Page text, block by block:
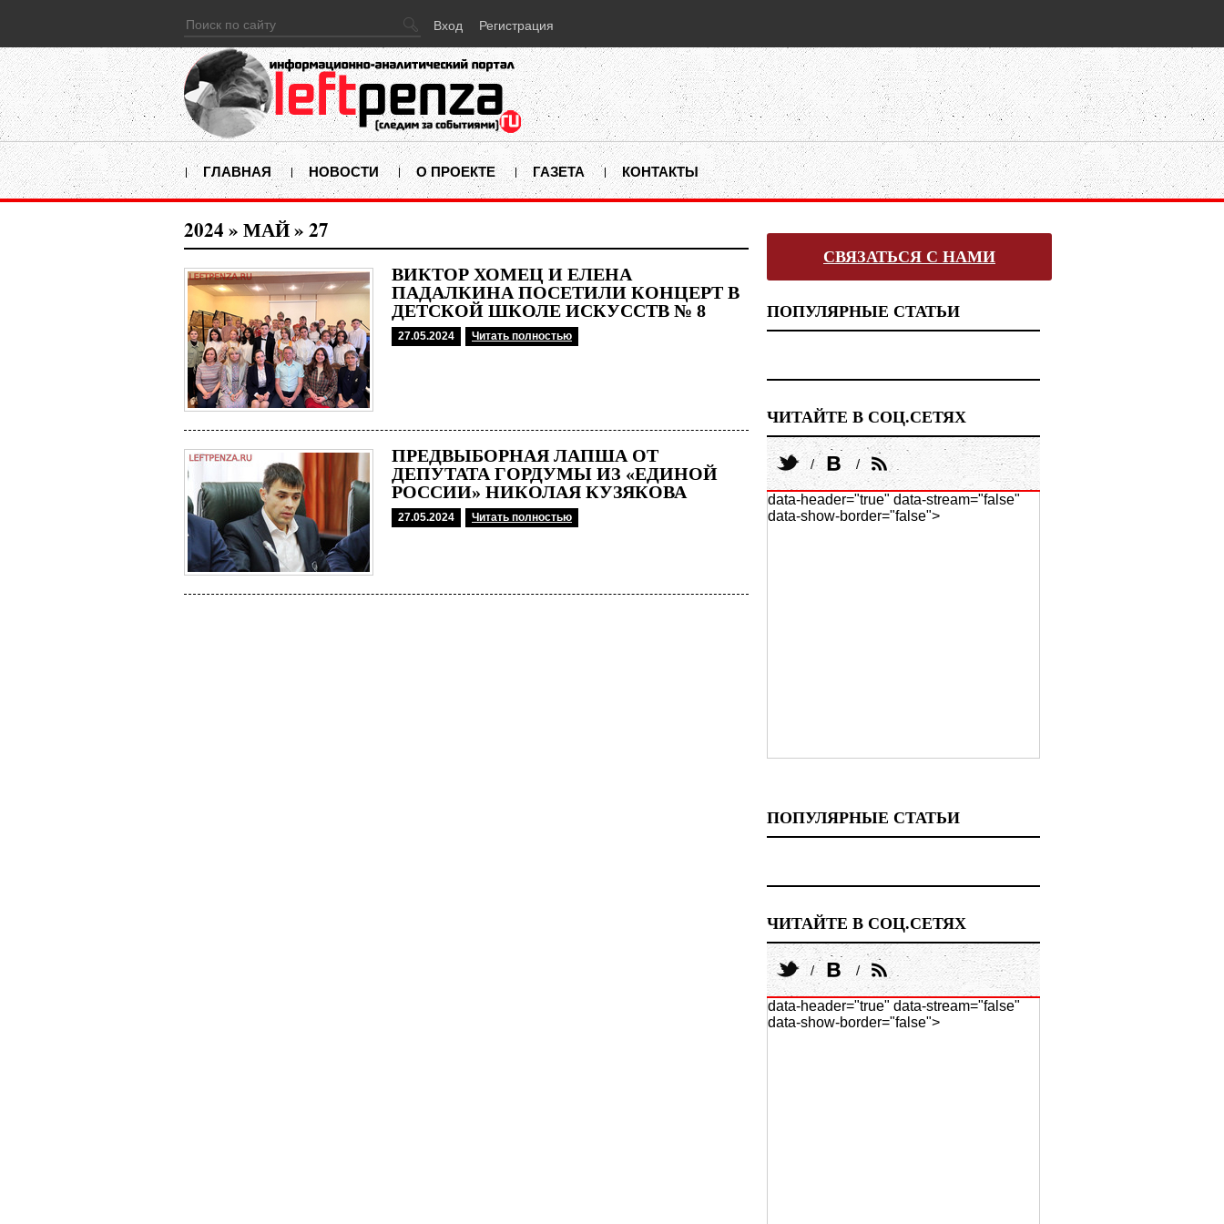
Вход Регистрация
ГЛАВНАЯ НОВОСТИ О ПРОЕКТЕ ГАЗЕТА КОНТАКТЫ
2024 » МАЙ» 27
ВИКТОР ХОМЕЦ И ЕЛЕНА
ПАДАЛКИНА ПОСЕТИЛИ КОНЦЕРТ В
ДЕТСКОЙ ШКОЛЕ ИСКУССТВ № 8
27.05.2024 Читать полностью
ПРЕДВЫБОРНАЯ ЛАПША ОТ
ДЕПУТАТА ГОРДУМЫ ИЗ «ЕДИНОЙ
РОССИИ» НИКОЛАЯ КУЗЯКОВА
27.05.2024 Читать полностью
СВЯЗАТЬСЯ С НАМИ
ПОПУЛЯРНЫЕ СТАТЬИ
ЧИТАЙТЕ В СОЦ.СЕТЯХ
data-header="true" data-stream="false"
data-show-border="false">
ПОПУЛЯРНЫЕ СТАТЬИ
ЧИТАЙТЕ В СОЦ.СЕТЯХ
data-header="true" data-stream="false"
data-show-border="false">